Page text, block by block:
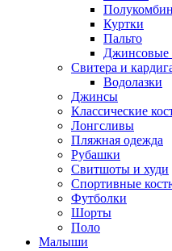
Куртки
Пальто
Джинсовые
Свитера и
Водолазки
Джинсы
Классические
Лонгсливы
Пляжная одежда
Рубашки
Свитшоты и худи
Спортивные
Футболки
Шорты
Поло
Малыши